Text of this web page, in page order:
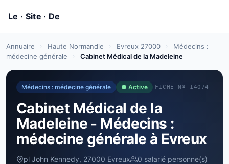
Annuaire › Haute Normandie › Evreux 27000 ›
Médecins :
médecine générale
› Cabinet Médical de la Madeleine
Médecins : médecine générale ● Active FICHE Nº 14074
Cabinet Médical de la
Madeleine - Médecins :
médecine générale à Evreux
pl John Kennedy, 27000 Evreux
0 salarié personne(s)